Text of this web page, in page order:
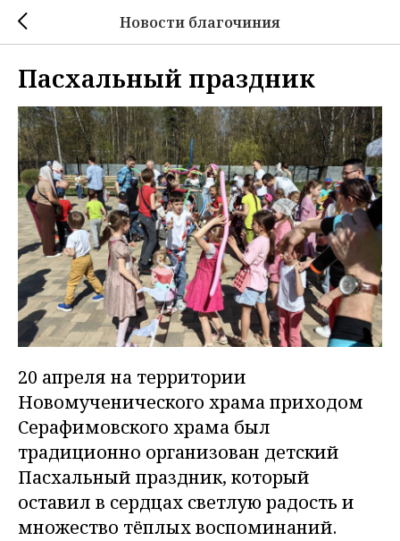
Новости благочиния
Пасхальный праздник
20 апреля на территории
Новомученического храма приходом
Серафимовского храма был
традиционно организован детский
Пасхальный праздник, который
оставил в сердцах светлую радость и
множество тёплых воспоминаний.